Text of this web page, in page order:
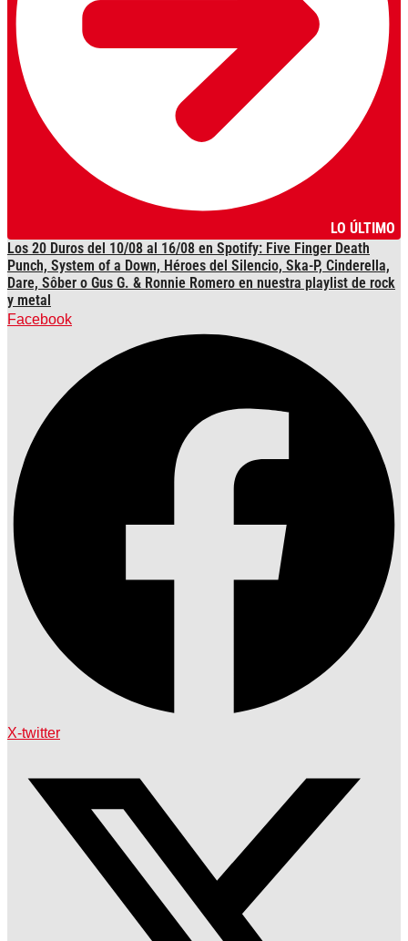
LO ÚLTIMO
Los 20 Duros del 10/08 al 16/08 en Spotify: Five Finger Death
Punch, System of a Down, Héroes del Silencio, Ska-P, Cinderella,
Dare, Sôber o Gus G. & Ronnie Romero en nuestra playlist de rock
y metal
Facebook
X-twitter